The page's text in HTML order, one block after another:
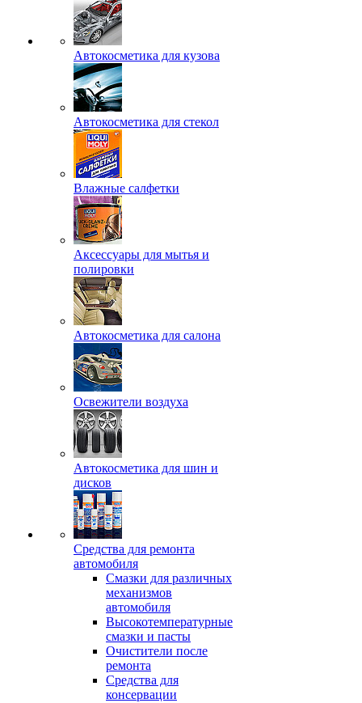
Автокосметика для кузова
Автокосметика для стекол
Влажные салфетки
Аксессуары для мытья и
полировки
Автокосметика для салона
Освежители воздуха
Автокосметика для шин и
дисков
Средства для ремонта
автомобиля
Смазки для различных
механизмов
автомобиля
Высокотемпературные
смазки и пасты
Очистители после
ремонта
Средства для
консервации